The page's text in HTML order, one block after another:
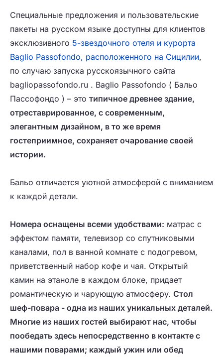
Специальные предложения и пользовательские
пакеты на русском языке доступны для клиентов
эксклюзивного 5-звездочного отеля и курорта
Baglio Passofondo, расположенного на Сицилии,
по случаю запуска русскоязычного сайта
bagliopassofondo.ru . Baglio Passofondo ( Бальо
Пассофондо ) – это типичное древнее здание,
отреставрированное, с современным,
элегантным дизайном, в то же время
гостеприимное, сохраняет очарование своей
истории.
Бальо отличается уютной атмосферой с вниманием
к каждой детали.
Номера оснащены всеми удобствами: матрас с
эффектом памяти, телевизор со спутниковыми
каналами, пол в ванной комнате с подогревом,
приветственный набор кофе и чая. Открытый
камин на этаноле в каждом блоке, придает
романтическую и чарующую атмосферу. Стол
шеф-повара - одна из наших уникальных деталей.
Многие из наших гостей выбирают нас, чтобы
пообедать здесь непосредственно в контакте с
нашими поварами; каждый ужин или обед